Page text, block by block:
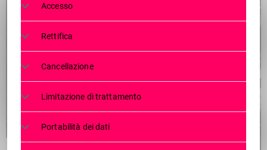
Accesso
Rettifica
Cancellazione
Limitazione di trattamento
Portabilità dei dati